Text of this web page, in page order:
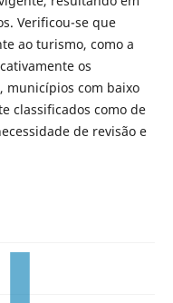
Verificou-se que
ao turismo, como a
os
municípios com baixo
classificados como de
de revisão e